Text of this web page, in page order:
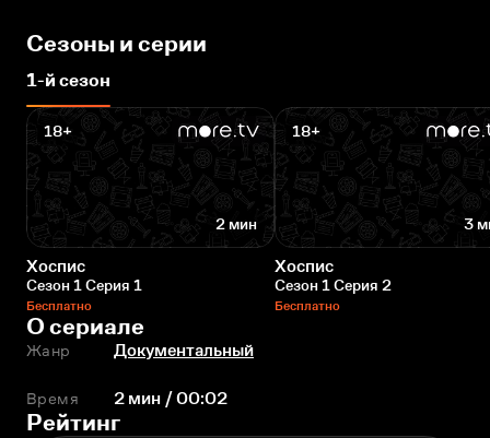
Сезоны и серии
1-й сезон
18+
2 мин
Хоспис
Сезон 1 Серия 1
Бесплатно
18+
3
Хоспис
Сезон 1 Серия 2
Бесплатно
О сериале
Жанр Документальный
Время 2 мин / 00:02
Рейтинг